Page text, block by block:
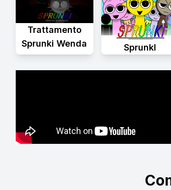
Trattamento
Sprunki Wenda
Sprunkl